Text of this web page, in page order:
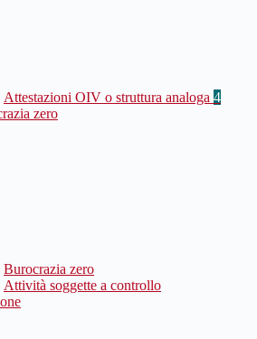
Attestazioni OIV o struttura analoga 4
zero
Burocrazia zero
Attività soggette a controllo